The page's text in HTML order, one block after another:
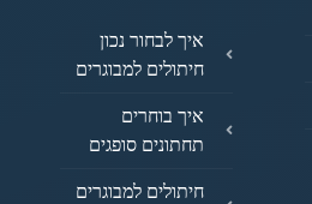
איך לבחור נכון
חיתולים למבוגרים
איך בוחרים
תחתונים סופגים
חיתולים למבוגרים